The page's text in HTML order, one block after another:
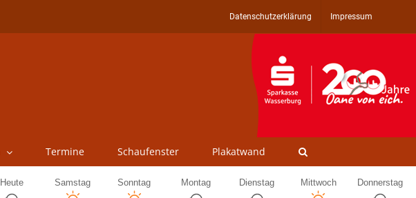
Datenschutzerklärung Impressum
Termine Schaufenster Plakatwand